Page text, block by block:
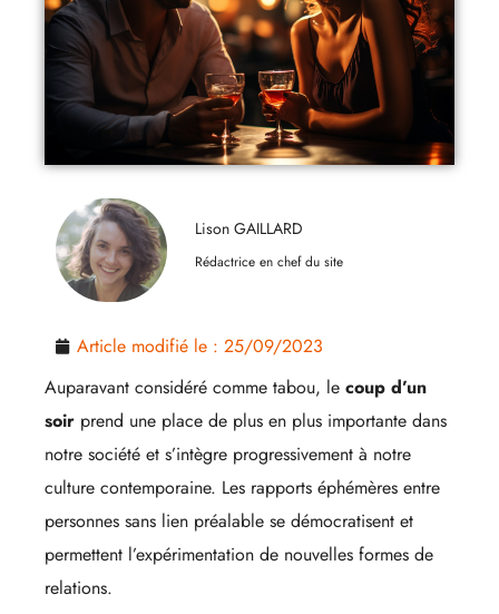
Lison GAILLARD
Rédactrice en chef du site
Article modifié le : 25/09/2023
Auparavant considéré comme tabou, le coup d’un
soir prend une place de plus en plus importante dans
notre société et s’intègre progressivement à notre
culture contemporaine. Les rapports éphémères entre
personnes sans lien préalable se démocratisent et
permettent l’expérimentation de nouvelles formes de
relations.